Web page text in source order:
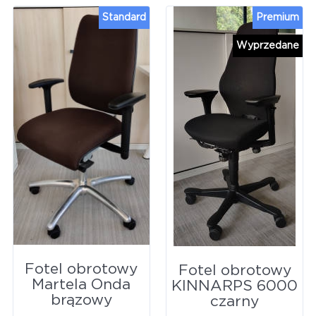
Standard
Fotel obrotowy
Martela Onda
brązowy
Wyprzedane
Premium
Fotel obrotowy
KINNARPS 6000
czarny